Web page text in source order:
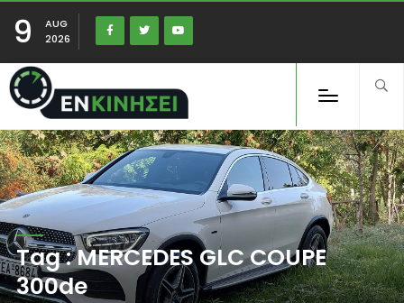
9
AUG
2026
Tag : MERCEDES GLC COUPE
300de